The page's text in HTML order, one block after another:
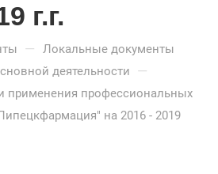
г.г.
— Локальные документы
деятельности —
применения профессиональных
на 2016 - 2019